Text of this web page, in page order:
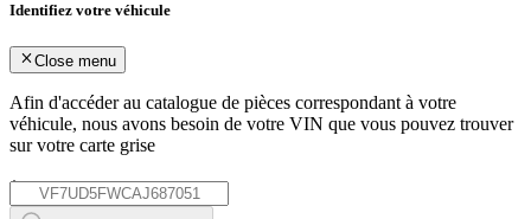
Identifiez votre véhicule
Close menu
Afin d'accéder au catalogue de pièces correspondant à votre
véhicule, nous avons besoin de votre VIN que vous pouvez trouver
sur votre carte grise
*